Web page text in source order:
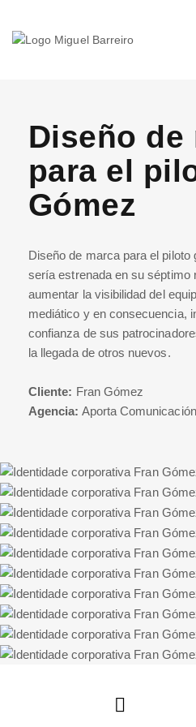
Diseño de
para el
Gómez
Diseño de marca para el piloto
sería estrenada en su séptimo
aumentar la visibilidad del
mediático y en consecuencia,
confianza de sus
la llegada de otros nuevos.
Cliente: Fran Gómez
Agencia: Aporta Comunicación